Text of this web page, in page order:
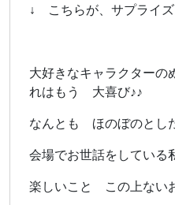
↓ こちらが、サプライズ
大好きなキャラクター
れはもう 大喜び♪♪
なんとも ほのぼのとし
会場でお世話をしている
楽しいこと この上ない